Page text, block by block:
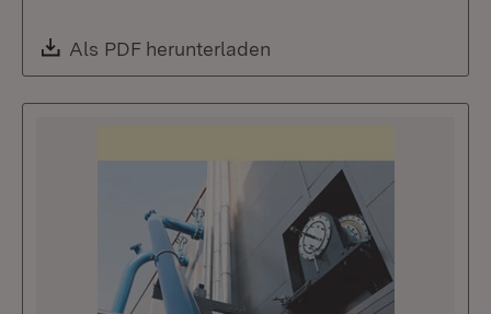
Download:
Als PDF herunterladen